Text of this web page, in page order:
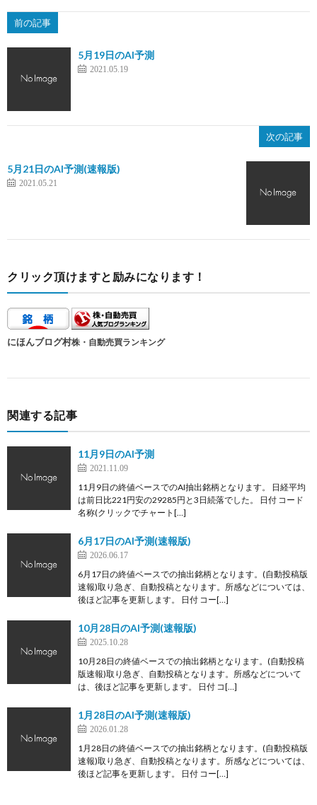
前の記事
5月19日のAI予測
2021.05.19
次の記事
5月21日のAI予測(速報版)
2021.05.21
クリック頂けますと励みになります！
にほんブログ村株・自動売買ランキング
関連する記事
11月9日のAI予測
2021.11.09
11月9日の終値ベースでのAI抽出銘柄となります。 日経平均
は前日比221円安の29285円と3日続落でした。 日付 コード
名称(クリックでチャート[…]
6月17日のAI予測(速報版)
2026.06.17
6月17日の終値ベースでの抽出銘柄となります。(自動投稿版
速報)取り急ぎ、自動投稿となります。所感などについては、
後ほど記事を更新します。 日付 コー[…]
10月28日のAI予測(速報版)
2025.10.28
10月28日の終値ベースでの抽出銘柄となります。(自動投稿
版速報)取り急ぎ、自動投稿となります。所感などについて
は、後ほど記事を更新します。 日付 コ[…]
1月28日のAI予測(速報版)
2026.01.28
1月28日の終値ベースでの抽出銘柄となります。(自動投稿版
速報)取り急ぎ、自動投稿となります。所感などについては、
後ほど記事を更新します。 日付 コー[…]